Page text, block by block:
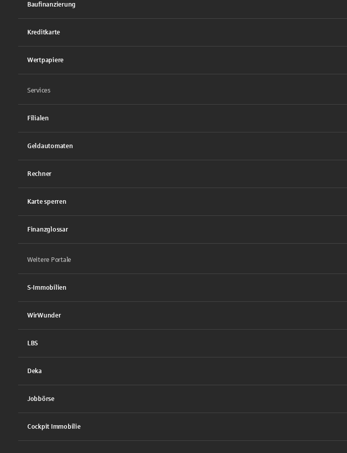
Baufinanzierung
Kreditkarte
Wertpapiere
Services
Filialen
Geldautomaten
Rechner
Karte sperren
Finanzglossar
Weitere Portale
S-Immobilien
WirWunder
LBS
Deka
Jobbörse
Cockpit Immobilie